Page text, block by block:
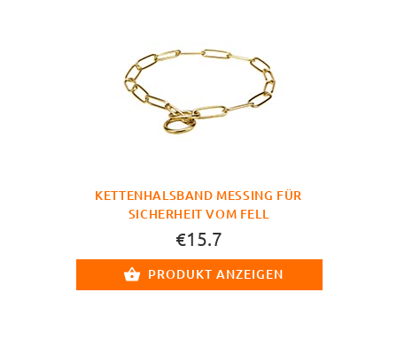
KETTENHALSBAND MESSING FÜR
SICHERHEIT VOM FELL
€15.7
PRODUKT ANZEIGEN